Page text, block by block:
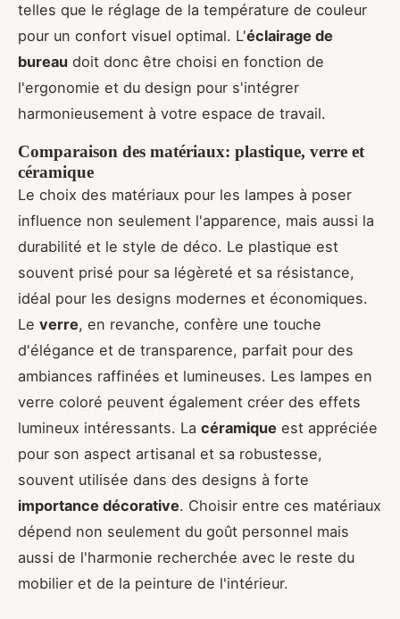
telles que le réglage de la température de couleur
pour un confort visuel optimal. L'éclairage de
bureau doit donc être choisi en fonction de
l'ergonomie et du design pour s'intégrer
harmonieusement à votre espace de travail.
Comparaison des matériaux: plastique, verre et
céramique
Le choix des matériaux pour les lampes à poser
influence non seulement l'apparence, mais aussi la
durabilité et le style de déco. Le plastique est
souvent prisé pour sa légèreté et sa résistance,
idéal pour les designs modernes et économiques.
Le verre, en revanche, confère une touche
d'élégance et de transparence, parfait pour des
ambiances raffinées et lumineuses. Les lampes en
verre coloré peuvent également créer des effets
lumineux intéressants. La céramique est appréciée
pour son aspect artisanal et sa robustesse,
souvent utilisée dans des designs à forte
importance décorative. Choisir entre ces matériaux
dépend non seulement du goût personnel mais
aussi de l'harmonie recherchée avec le reste du
mobilier et de la peinture de l'intérieur.